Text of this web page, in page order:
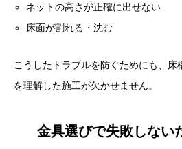
ネットの高さが正確に出せない
床面が割れる・沈む
こうしたトラブルを防ぐためにも、
を理解した施工が欠かせません。
金具選びで失敗しない